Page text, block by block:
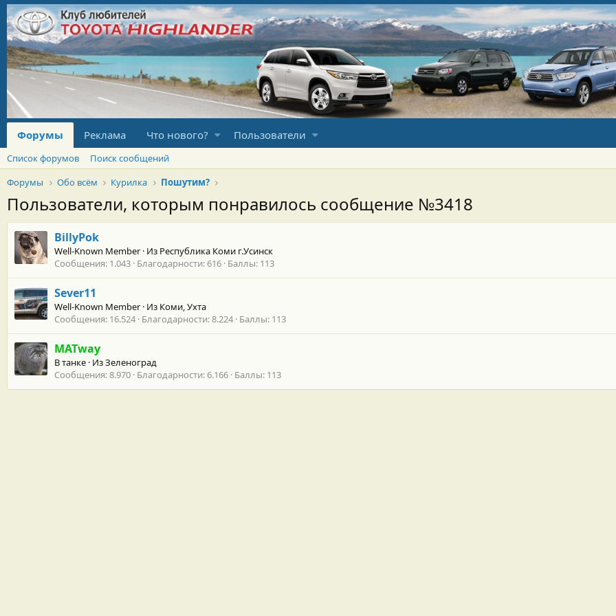
Форумы Реклама Что нового? Пользователи
Список форумов
Поиск сообщений
Форумы
Обо всём Курилка Пошутим?
Пользователи, которым понравилось сообщение №3418
BillyPok
Well-Known Member · Из Республика Коми г.Усинск
Сообщения 1.043 Благодарности 616 Баллы 113
Sever11
Well-Known Member · Из Коми, Ухта
Сообщения 16.524 Благодарности 8.224 Баллы 113
MATway
В танке · ИзЗеленоград
Сообщения 8.970 Благодарности 6.166 Баллы 113